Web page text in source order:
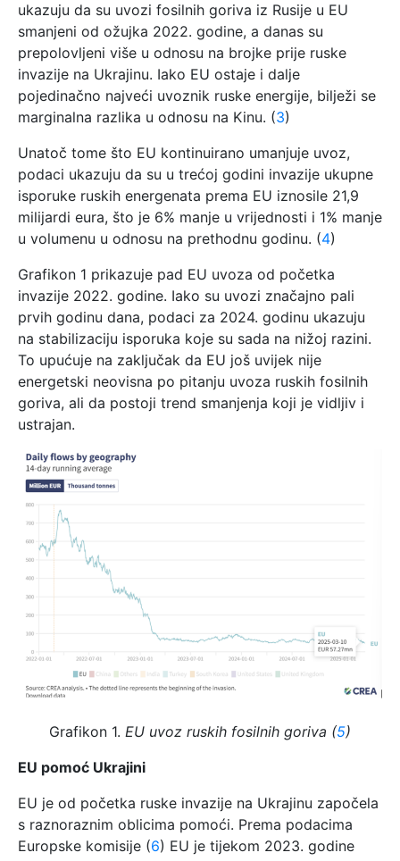
ukazuju da su uvozi fosilnih goriva iz Rusije u EU
smanjeni od ožujka 2022. godine, a danas su
prepolovljeni više u odnosu na brojke prije ruske
invazije na Ukrajinu. Iako EU ostaje i dalje
pojedinačno najveći uvoznik ruske energije, bilježi se
marginalna razlika u odnosu na Kinu. (3)
Unatoč tome što EU kontinuirano umanjuje uvoz,
podaci ukazuju da su u trećoj godini invazije ukupne
isporuke ruskih energenata prema EU iznosile 21,9
milijardi eura, što je 6% manje u vrijednosti i 1% manje
u volumenu u odnosu na prethodnu godinu. (4)
Grafikon 1 prikazuje pad EU uvoza od početka
invazije 2022. godine. Iako su uvozi značajno pali
prvih godinu dana, podaci za 2024. godinu ukazuju
na stabilizaciju isporuka koje su sada na nižoj razini.
To upućuje na zaključak da EU još uvijek nije
energetski neovisna po pitanju uvoza ruskih fosilnih
goriva, ali da postoji trend smanjenja koji je vidljiv i
ustrajan.
Grafikon 1. EU uvoz ruskih fosilnih goriva (5)
EU pomoć Ukrajini
EU je od početka ruske invazije na Ukrajinu započela
s raznoraznim oblicima pomoći. Prema podacima
Europske komisije (6) EU je tijekom 2023. godine